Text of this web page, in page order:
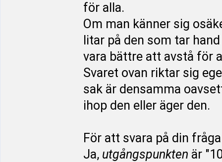
för alla.
Om man känner sig
litar på den som tar
vara bättre att avstå för
Svaret ovan riktar sig
sak är densamma
ihop den eller äger den.
För att svara på din
Ja, utgångspunkten är